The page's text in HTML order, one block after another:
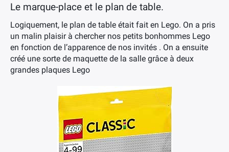
Le marque-place et le plan de table.
Logiquement, le plan de table était fait en Lego. On a pris
un malin plaisir à chercher nos petits bonhommes Lego
en fonction de l’apparence de nos invités . On a ensuite
créé une sorte de maquette de la salle grâce à deux
grandes plaques Lego